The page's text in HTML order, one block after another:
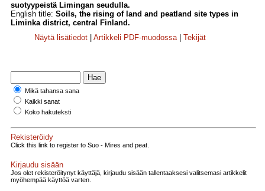
suotyypeistä Limingan seudulla.
English title: Soils, the rising of land and peatland site types in
Liminka district, central Finland.
Näytä lisätiedot
Artikkeli PDF-muodossa| Tekijät
Mikä tahansa sana
Kaikki sanat
Koko hakuteksti
Rekisteröidy
Click this link to register to Suo - Mires and peat.
Kirjaudu sisään
Jos olet rekisteröitynyt käyttäjä, kirjaudu sisään tallentaaksesi valitsemasi artikkelit
myöhempää käyttöä varten.